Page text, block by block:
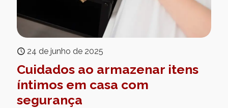
24 de junho de 2025
Cuidados ao armazenar itens
íntimos em casa com
segurança